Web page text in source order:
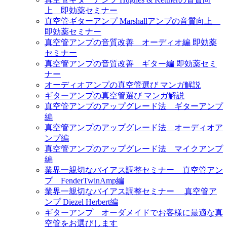
上 即効薬セミナー
真空管ギターアンプ Marshallアンプの音質向上
即効薬セミナー
真空管アンプの音質改善 オーディオ編 即効薬
セミナー
真空管アンプの音質改善 ギター編 即効薬セミ
ナー
オーディオアンプの真空管選び マンガ解説
ギターアンプの真空管選び マンガ解説
真空管アンプのアップグレード法 ギターアンプ
編
真空管アンプのアップグレード法 オーディオア
ンプ編
真空管アンプのアップグレード法 マイクアンプ
編
業界一親切なバイアス調整セミナー 真空管アン
プ FenderTwinAmp編
業界一親切なバイアス調整セミナー 真空管ア
ンプ Diezel Herbert編
ギターアンプ オーダメイドでお客様に最適な真
空管をお選びします